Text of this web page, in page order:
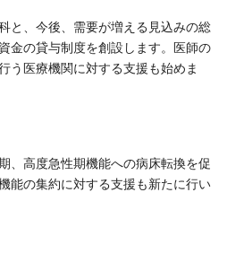
と、今後、需要が増える見込みの総
金の貸与制度を創設します。医師の
う医療機関に対する支援も始めま
、高度急性期機能への病床転換を促
能の集約に対する支援も新たに行い